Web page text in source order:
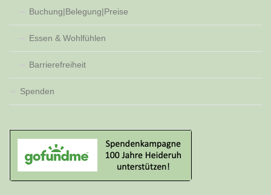
Buchung|Belegung|Preise
Essen & Wohlfühlen
Barrierefreiheit
Spenden